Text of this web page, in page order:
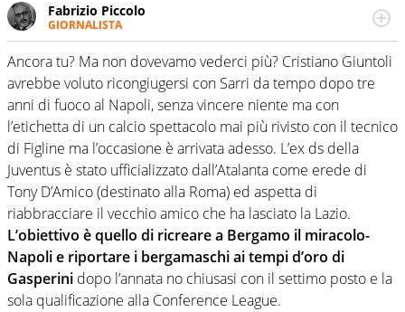
Fabrizio Piccolo
GIORNALISTA
Nella sua carriera ha seguito numerose manifestazioni
sportive e collaborato con agenzie e testate. Esperienza,
competenza, conoscenza e memoria storica. Si occupa
prevalentemente di calcio
Ancora tu? Ma non dovevamo vederci più? Cristiano Giuntoli
avrebbe voluto ricongiugersi con Sarri da tempo dopo tre
anni di fuoco al Napoli, senza vincere niente ma con
l’etichetta di un calcio spettacolo mai più rivisto con il tecnico
di Figline ma l’occasione è arrivata adesso. L’ex ds della
Juventus è stato ufficializzato dall’Atalanta come erede di
Tony D’Amico (destinato alla Roma) ed aspetta di
riabbracciare il vecchio amico che ha lasciato la Lazio.
L’obiettivo è quello di ricreare a Bergamo il miracolo-
Napoli e riportare i bergamaschi ai tempi d’oro di
Gasperini dopo l’annata no chiusasi con il settimo posto e la
sola qualificazione alla Conference League.